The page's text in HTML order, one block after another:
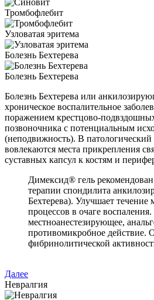
Тромбофлебит
Узловатая эритема
Болезнь Бехтерева
Болезнь Бехтерева
Болезнь Бехтерева или
хроническое воспалительное
поражением крестцово-
позвоночника с потенциальным
(неподвижность). В патологический
вовлекаются места прикрепления
суставных капсул к костям и
Димексид® гель
терапии спондилита
Бехтерева). Улучшает течение
процессов в очаге
местноанестезирующее,
противомикробное действие.
фибринолитической
Далее
Невралгия